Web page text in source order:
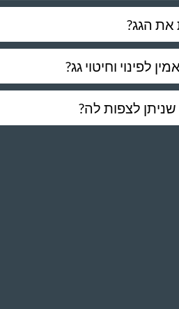
את הגג?
לפינוי וחיטוי גג?
שניתן לצפות לה?